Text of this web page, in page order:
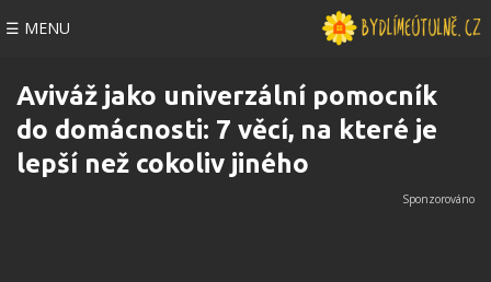
☰ MENU
Aviváž jako univerzální pomocník
do domácnosti: 7 věcí, na které je
lepší než cokoliv jiného